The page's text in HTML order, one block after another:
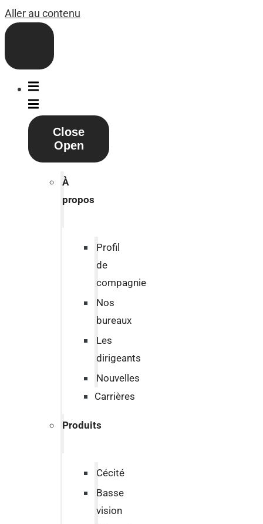
Aller au contenu
Close
Open
À
propos
Profil
de
compagnie
Nos
bureaux
Les
dirigeants
Nouvelles
Carrières
Produits
Cécité
Basse
vision